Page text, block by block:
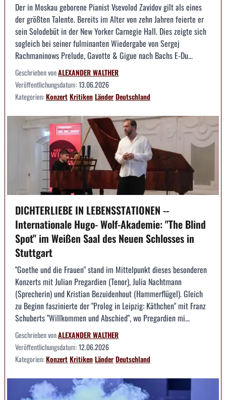
Der in Moskau geborene Pianist Vsevolod Zavidov gilt als eines
der größten Talente. Bereits im Alter von zehn Jahren feierte er
sein Solodebüt in der New Yorker Carnegie Hall. Dies zeigte sich
sogleich bei seiner fulminanten Wiedergabe von Sergej
Rachmaninows Prelude, Gavotte & Gigue nach Bachs E-Du...
Geschrieben vonALEXANDER WALTHER
Veröffentlichungsdatum:13.06.2026
Kategorien:KonzertKritikenLänderDeutschland
DICHTERLIEBE IN LEBENSSTATIONEN --
Internationale Hugo- Wolf-Akademie: "The Blind
Spot" im Weißen Saal des Neuen Schlosses in
Stuttgart
"Goethe und die Frauen" stand im Mittelpunkt dieses besonderen
Konzerts mit Julian Pregardien (Tenor), Julia Nachtmann
(Sprecherin) und Kristian Bezuidenhout (Hammerflügel). Gleich
zu Beginn faszinierte der "Prolog in Leipzig: Käthchen" mit Franz
Schuberts "Willkommen und Abschied", wo Pregardien mi...
Geschrieben vonALEXANDER WALTHER
Veröffentlichungsdatum:12.06.2026
Kategorien:KonzertKritikenLänderDeutschland